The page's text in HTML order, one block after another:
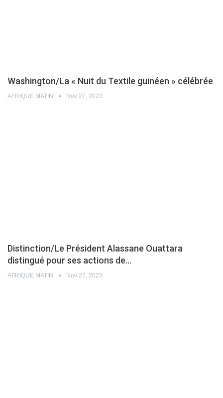
Washington/La « Nuit du Textile guinéen » célébrée
AFRIQUE MATIN Nov 27, 2023
Distinction/Le Président Alassane Ouattara
distingué pour ses actions de…
AFRIQUE MATIN Nov 27, 2023